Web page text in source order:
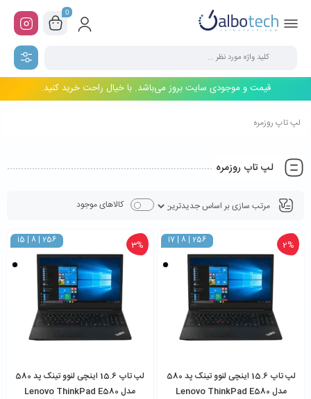
0
قیمت و موجودی سایت بروز می‌باشد. با خیال راحت خرید کنید.
لپ تاپ روزمره
لپ تاپ روزمره
کالاهای موجود
i7 | 8 | 256 2%
لپ تاپ 15.6 اینچی لنوو تینک پد 580
مدل Lenovo ThinkPad E580
i5 | 8 | 256 3%
لپ تاپ 15.6 اینچی لنوو تینک پد 580
مدل Lenovo ThinkPad E580